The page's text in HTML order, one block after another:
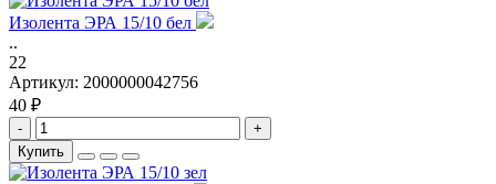
Изолента ЭРА 15/10 бел
..
22
Артикул: 2000000042756
40 ₽
-
+
Купить